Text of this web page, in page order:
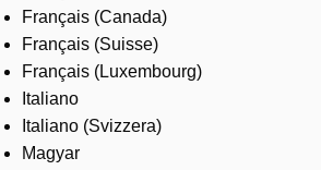
Français (Canada)
Français (Suisse)
Français (Luxembourg)
Italiano
Italiano (Svizzera)
Magyar